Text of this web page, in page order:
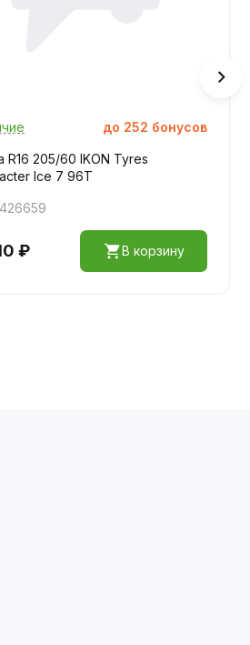
до 252 бонусов
R16 205/60 IKON Tyres
Ice 7 96T
₽ В корзину